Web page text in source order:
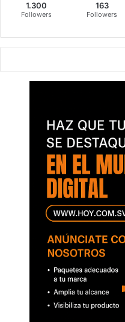
1.300
Followers
163
Followers